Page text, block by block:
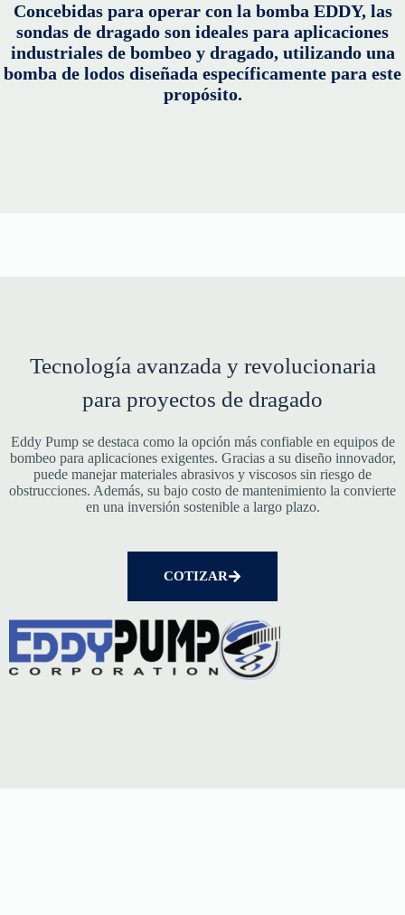
Concebidas para operar con la bomba EDDY, las
sondas de dragado son ideales para aplicaciones
industriales de bombeo y dragado, utilizando una
bomba de lodos diseñada específicamente para este
propósito.
Tecnología avanzada y revolucionaria
para proyectos de dragado
Eddy Pump se destaca como la opción más confiable en equipos de
bombeo para aplicaciones exigentes. Gracias a su diseño innovador,
puede manejar materiales abrasivos y viscosos sin riesgo de
obstrucciones. Además, su bajo costo de mantenimiento la convierte
en una inversión sostenible a largo plazo.
COTIZAR